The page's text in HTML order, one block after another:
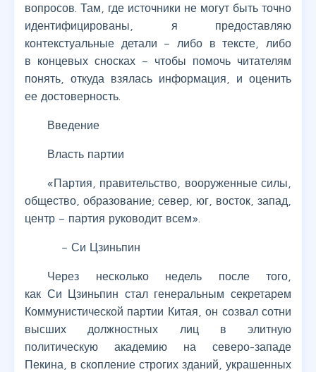
вопросов. Там, где источники не могут быть точно
идентифицированы, я предоставляю
контекстуальные детали – либо в тексте, либо
в концевых сносках – чтобы помочь читателям
понять, откуда взялась информация, и оценить
ее достоверность.
Введение
Власть партии
«Партия, правительство, вооруженные силы,
общество, образование; север, юг, восток, запад,
центр – партия руководит всем».
– Си Цзиньпин
Через несколько недель после того,
как Си Цзиньпин стал генеральным секретарем
Коммунистической партии Китая, он созвал сотни
высших должностных лиц в элитную
политическую академию на северо-западе
Пекина, в скопление строгих зданий, украшенных